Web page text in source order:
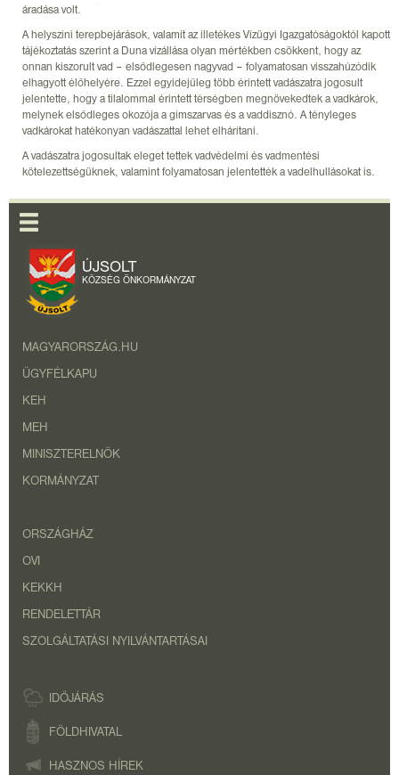
áradása volt.
A helyszíni terepbejárások, valamit az illetékes Vízügyi Igazgatóságoktól kapott
tájékoztatás szerint a Duna vízállása olyan mértékben csökkent, hogy az
onnan kiszorult vad – elsődlegesen nagyvad – folyamatosan visszahúzódik
elhagyott élőhelyére. Ezzel egyidejűleg több érintett vadászatra jogosult
jelentette, hogy a tilalommal érintett térségben megnövekedtek a vadkárok,
melynek elsődleges okozója a gímszarvas és a vaddisznó. A tényleges
vadkárokat hatékonyan vadászattal lehet elhárítani.
A vadászatra jogosultak eleget tettek vadvédelmi és vadmentési
kötelezettségüknek, valamint folyamatosan jelentették a vadelhullásokat is.
ÚJSOLT
KÖZSÉG ÖNKORMÁNYZAT
MAGYARORSZÁG.HU
ÜGYFÉLKAPU
KEH
MEH
MINISZTERELNÖK
KORMÁNYZAT
ORSZÁGHÁZ
OVI
KEKKH
RENDELETTÁR
SZOLGÁLTATÁSI NYILVÁNTARTÁSAI
IDŐJÁRÁS
FÖLDHIVATAL
HASZNOS HÍREK